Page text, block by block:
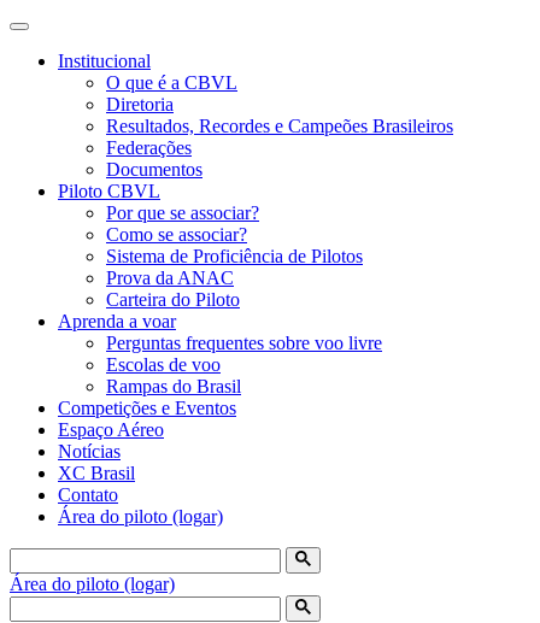
Institucional
O que é a CBVL
Diretoria
Resultados, Recordes e Campeões Brasileiros
Federações
Documentos
Piloto CBVL
Por que se associar?
Como se associar?
Sistema de Proficiência de Pilotos
Prova da ANAC
Carteira do Piloto
Aprenda a voar
Perguntas frequentes sobre voo livre
Escolas de voo
Rampas do Brasil
Competições e Eventos
Espaço Aéreo
Notícias
XC Brasil
Contato
Área do piloto (logar)
Área do piloto (logar)